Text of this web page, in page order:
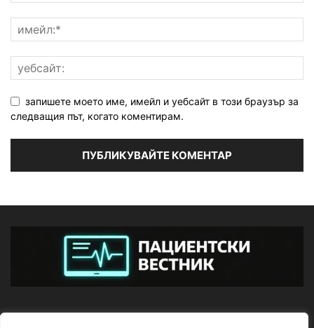
запишете моето име, имейл и уебсайт в този браузър за
следващия път, когато коментирам.